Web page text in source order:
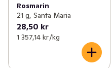
Rosmarin
21 g, Santa Maria
28,50 kr
1 357,14 kr /kg